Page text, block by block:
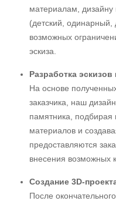
материалам, дизайну
(детский, одинарный,
возможных
эскиза.
Разработка эскизов
На основе
заказчика, наш
памятника, подбирая
материалов и
предоставляются
внесения возможных
Создание 3D-
После